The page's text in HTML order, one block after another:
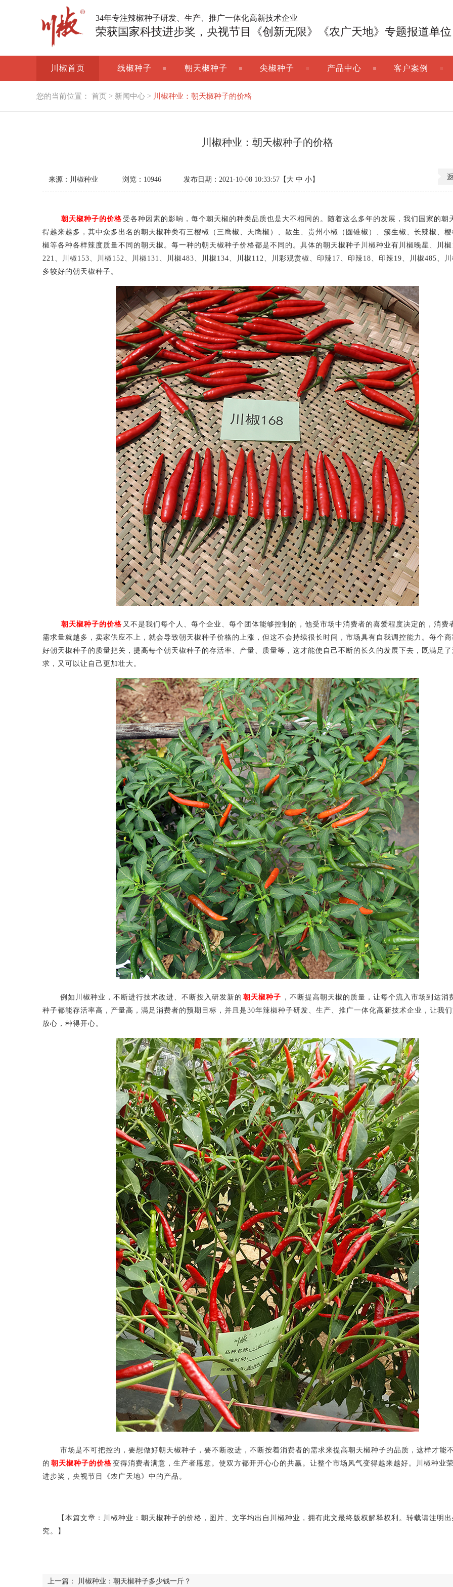
34年专注辣椒种子研发、生产、推广一体化高新技术企业
荣获国家科技进步奖，央视节目《创新无限》《农广天地》专题报道单位
川椒首页 线椒种子 朝天椒种子 尖椒种子 产品中心 客户案例
您的当前位置： 首页 > 新闻中心 > 川椒种业：朝天椒种子的价格
川椒种业：朝天椒种子的价格
来源：川椒种业 浏览： 10946 发布日期：2021-10-08 10:33:57【 大 中 小】
朝天椒种子的价格 受各种因素的影响，每个朝天椒的种类品质也是大不相同的。随着这么多年的发展，我们国家的朝
得越来越多，其中众多出名的朝天椒种类有三樱椒（三鹰椒、天鹰椒）、散生、贵州小椒（圆锥椒）、簇生椒、长辣椒、
椒等各种各样辣度质量不同的朝天椒。每一种的朝天椒种子价格都是不同的。具体的朝天椒种子川椒种业有川椒晚星、川椒
221、川椒153、川椒152、川椒131、川椒483、川椒134、川椒112、川彩观赏椒、印辣17、印辣18、印辣19、川椒485、川
多较好的朝天椒种子。
朝天椒种子的价格 又不是我们每个人、每个企业、每个团体能够控制的，他受市场中消费者的喜爱程度决定的，消费
需求量就越多，卖家供应不上，就会导致朝天椒种子价格的上涨，但这不会持续很长时间，市场具有自我调控能力。每个
好朝天椒种子的质量把关，提高每个朝天椒种子的存活率、产量、质量等，这才能使自己不断的长久的发展下去，既满足
求，又可以让自己更加壮大。
例如川椒种业，不断进行技术改进、不断投入研发新的 朝天椒种子 ，不断提高朝天椒的质量，让每个流入市场到达消
种子都能存活率高，产量高，满足消费者的预期目标，并且是30年辣椒种子研发、生产、推广一体化高新技术企业，让我
放心，种得开心。
市场是不可把控的，要想做好朝天椒种子，要不断改进，不断按着消费者的需求来提高朝天椒种子的品质，这样才能
的 朝天椒种子的价格 变得消费者满意，生产者愿意。使双方都开开心心的共赢。让整个市场风气变得越来越好。川椒种业
进步奖，央视节目《农广天地》中的产品。
【本篇文章：川椒种业：朝天椒种子的价格，图片、文字均出自川椒种业，拥有此文最终版权解释权利。转载请注明出
究。】
上一篇： 川椒种业：朝天椒种子多少钱一斤？